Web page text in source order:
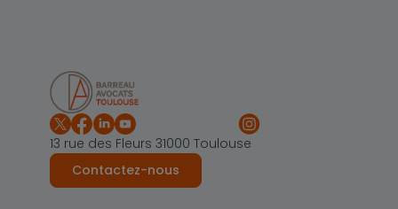
13 rue des Fleurs 31000 Toulouse
Contactez-nous